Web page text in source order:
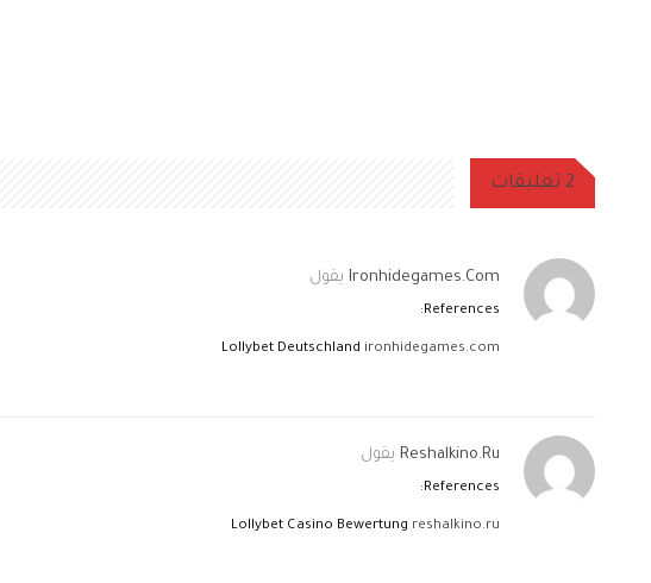
2 تعليقات
Ironhidegames.com يقول
References:
Lollybet Deutschland ironhidegames.com
Reshalkino.ru يقول
References:
Lollybet Casino Bewertung reshalkino.ru